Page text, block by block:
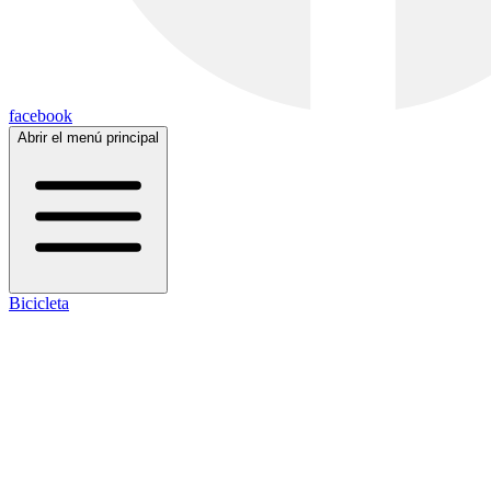
facebook
Abrir el menú principal
Bicicleta